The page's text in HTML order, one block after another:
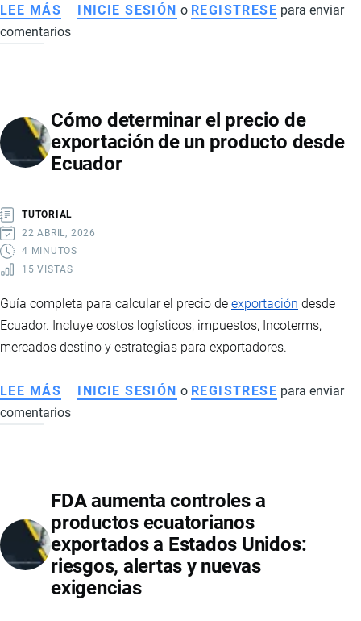
LEE MÁS SOBRE
ECUADOR
MUNDIAL
EN
EXPORTACIÓN
PRODUCTOS
DEL
INICIE SESIÓN o REGISTRESE para enviar
comentarios
Cómo determinar el precio de
exportación de un producto desde
Ecuador
TUTORIAL
22 ABRIL, 2026
4 MINUTOS
15 VISTAS
Guía completa para calcular el precio de exportación desde
Ecuador. Incluye costos logísticos, impuestos, Incoterms,
mercados destino y estrategias para exportadores.
LEE MÁS SOBRE
CÓMO
DE
EXPORTACIÓN
DE
UN
PRODUCTO
INICIE SESIÓN o REGISTRESE para enviar
comentarios
FDA aumenta controles a
productos ecuatorianos
exportados a Estados Unidos:
riesgos, alertas y nuevas
exigencias